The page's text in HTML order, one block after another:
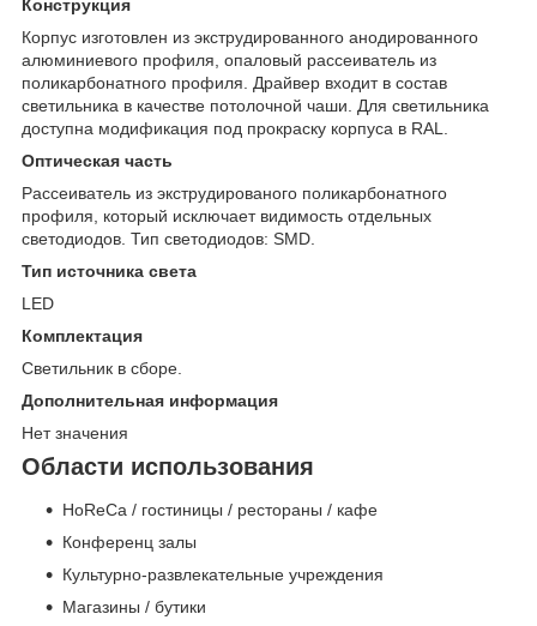
Конструкция
Корпус изготовлен из экструдированного анодированного
алюминиевого профиля, опаловый рассеиватель из
поликарбонатного профиля. Драйвер входит в состав
светильника в качестве потолочной чаши. Для светильника
доступна модификация под прокраску корпуса в RAL.
Оптическая часть
Рассеиватель из экструдированого поликарбонатного
профиля, который исключает видимость отдельных
cветодиодов. Тип светодиодов: SMD.
Тип источника света
LED
Комплектация
Светильник в сборе.
Дополнительная информация
Нет значения
Области использования
HoReCa / гостиницы / рестораны / кафе
Конференц залы
Культурно-развлекательные учреждения
Магазины / бутики